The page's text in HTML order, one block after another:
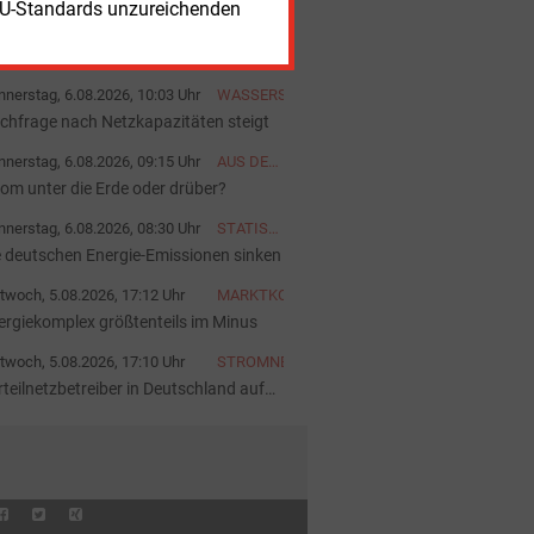
Standards unzureichenden
6.08.2026, 10:03 Uhr WASSERSTOFF
nach Netzkapazitäten steigt
6.08.2026, 09:15 Uhr
AUS DER
AKTUELLEN
AUSGABE
unter die Erde oder drüber?
6.08.2026, 08:30 Uhr
STATISTIK
DES
TAGES
deutschen Energie-Emissionen sinken
5.08.2026, 17:12 Uhr MARKTKOMMENTAR
größtenteils im Minus
5.08.2026, 17:10 Uhr STROMNETZ
in Deutschland auf